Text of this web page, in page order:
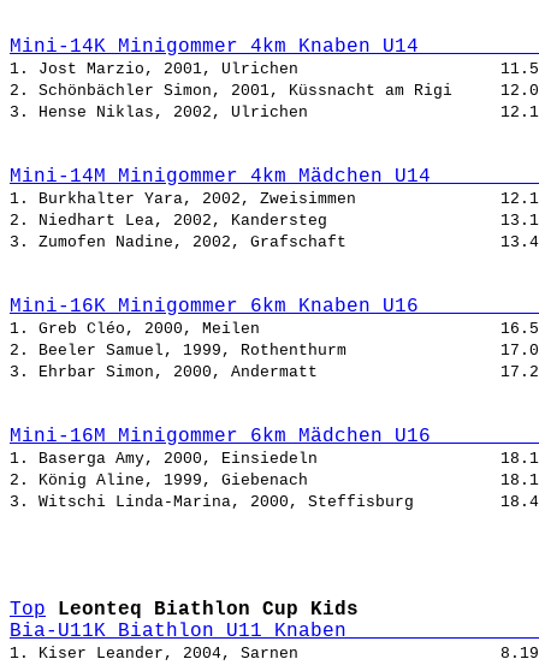
Mini-14K Minigommer 4km Knaben U14
1. Jost Marzio, 2001, Ulrichen
2. Schönbächler Simon, 2001, Küssnacht am Rigi
3. Hense Niklas, 2002, Ulrichen
Mini-14M Minigommer 4km Mädchen U14
1. Burkhalter Yara, 2002, Zweisimmen
2. Niedhart Lea, 2002, Kandersteg
3. Zumofen Nadine, 2002, Grafschaft
Mini-16K Minigommer 6km Knaben U16
1. Greb Cléo, 2000, Meilen
2. Beeler Samuel, 1999, Rothenthurm
3. Ehrbar Simon, 2000, Andermatt
Mini-16M Minigommer 6km Mädchen U16
1. Baserga Amy, 2000, Einsiedeln
2. König Aline, 1999, Giebenach
3. Witschi Linda-Marina, 2000, Steffisburg
Top
Leonteq Biathlon Cup Kids
Bia-U11K Biathlon U11 Knaben
1. Kiser Leander, 2004, Sarnen